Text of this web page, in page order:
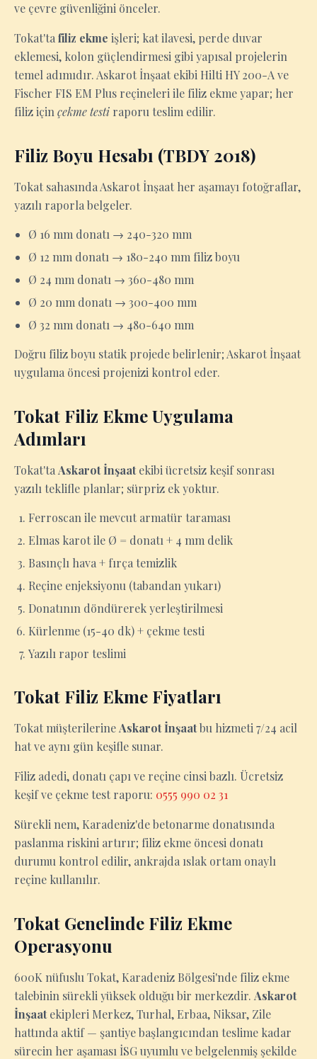
ve çevre güvenliğini önceler.
Tokat'ta filiz ekme işleri; kat ilavesi, perde duvar
eklemesi, kolon güçlendirmesi gibi yapısal projelerin
temel adımıdır. Askarot İnşaat ekibi Hilti HY 200-A ve
Fischer FIS EM Plus reçineleri ile filiz ekme yapar; her
filiz için çekme testi raporu teslim edilir.
Filiz Boyu Hesabı (TBDY 2018)
Tokat sahasında Askarot İnşaat her aşamayı fotoğraflar,
yazılı raporla belgeler.
Ø 16 mm donatı → 240-320 mm
Ø 12 mm donatı → 180-240 mm filiz boyu
Ø 24 mm donatı → 360-480 mm
Ø 20 mm donatı → 300-400 mm
Ø 32 mm donatı → 480-640 mm
Doğru filiz boyu statik projede belirlenir; Askarot İnşaat
uygulama öncesi projenizi kontrol eder.
Tokat Filiz Ekme Uygulama
Adımları
Tokat'ta Askarot İnşaatekibi ücretsiz keşif sonrası
yazılı teklifle planlar; sürpriz ek yoktur.
Ferroscan ile mevcut armatür taraması
Elmas karot ile Ø = donatı + 4 mm delik
Basınçlı hava + fırça temizlik
Reçine enjeksiyonu (tabandan yukarı)
Donatının döndürerek yerleştirilmesi
Kürlenme (15-40 dk) + çekme testi
Yazılı rapor teslimi
Tokat Filiz Ekme Fiyatları
Tokat müşterilerineAskarot İnşaatbu hizmeti 7/24 acil
hat ve aynı gün keşifle sunar.
Filiz adedi, donatı çapı ve reçine cinsi bazlı. Ücretsiz
keşif ve çekme test raporu: 0555 990 02 31
Sürekli nem, Karadeniz'de betonarme donatısında
paslanma riskini artırır; filiz ekme öncesi donatı
durumu kontrol edilir, ankrajda ıslak ortam onaylı
reçine kullanılır.
Tokat Genelinde Filiz Ekme
Operasyonu
600K nüfuslu Tokat, Karadeniz Bölgesi'nde filiz ekme
talebinin sürekli yüksek olduğu bir merkezdir. Askarot
İnşaatekipleri Merkez, Turhal, Erbaa, Niksar, Zile
hattında aktif — şantiye başlangıcından teslime kadar
sürecin her aşaması İSG uyumlu ve belgelenmiş şekilde